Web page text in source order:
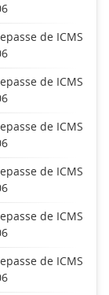
de ICMS
de ICMS
de ICMS
de ICMS
de ICMS
de ICMS